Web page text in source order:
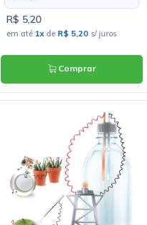
R$ 5,20
em até 1x de R$ 5,20 s/ juros
Comprar